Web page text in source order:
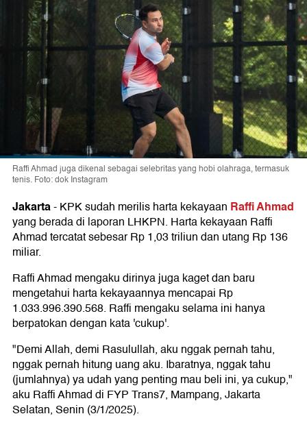
Raffi Ahmad juga dikenal sebagai selebritas yang hobi olahraga, termasuk
tenis. Foto: dok Instagram
Jakarta-KPK sudah merilis harta kekayaan Raffi Ahmad
yang berada di laporan LHKPN. Harta kekayaan Raffi
Ahmad tercatat sebesar Rp 1,03 triliun dan utang Rp 136
miliar.
Raffi Ahmad mengaku dirinya juga kaget dan baru
mengetahui harta kekayaannya mencapai Rp
1.033.996.390.568. Raffi mengaku selama ini hanya
berpatokan dengan kata 'cukup'.
"Demi Allah, demi Rasulullah, aku nggak pernah tahu,
nggak pernah hitung uang aku. Ibaratnya, nggak tahu
(jumlahnya) ya udah yang penting mau beli ini, ya cukup,"
aku Raffi Ahmad di FYP Trans7, Mampang, Jakarta
Selatan, Senin (3/1/2025).